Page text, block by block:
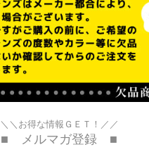
＼＼お得な情報ＧＥＴ！／／
■ メルマガ登録 ■